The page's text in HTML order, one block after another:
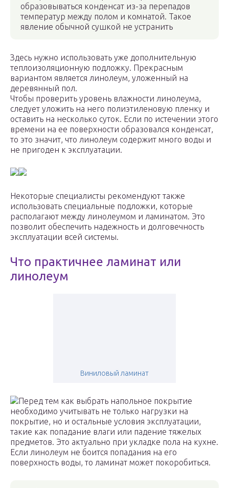
образовываться конденсат из-за перепадов
температур между полом и комнатой. Такое
явление обычной сушкой не устранить
Здесь нужно использовать уже дополнительную
теплоизоляционную подложку. Прекрасным
вариантом является линолеум, уложенный на
деревянный пол.
Чтобы проверить уровень влажности линолеума,
следует уложить на него полиэтиленовую пленку и
оставить на несколько суток. Если по истечении этого
времени на ее поверхности образовался конденсат,
то это значит, что линолеум содержит много воды и
не пригоден к эксплуатации.
Некоторые специалисты рекомендуют также
использовать специальные подложки, которые
располагают между линолеумом и ламинатом. Это
позволит обеспечить надежность и долговечность
эксплуатации всей системы.
Что практичнее ламинат или
линолеум
Виниловый ламинат
Перед тем как выбрать напольное покрытие
необходимо учитывать не только нагрузки на
покрытие, но и остальные условия эксплуатации,
такие как попадание влаги или падение тяжелых
предметов. Это актуально при укладке пола на кухне.
Если линолеум не боится попадания на его
поверхность воды, то ламинат может покоробиться.